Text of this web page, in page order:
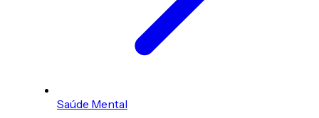
Saúde Mental